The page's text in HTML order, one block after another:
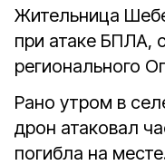
Жительница
при атаке БПЛА,
регионального
Рано утром в
дрон атаковал
погибла на